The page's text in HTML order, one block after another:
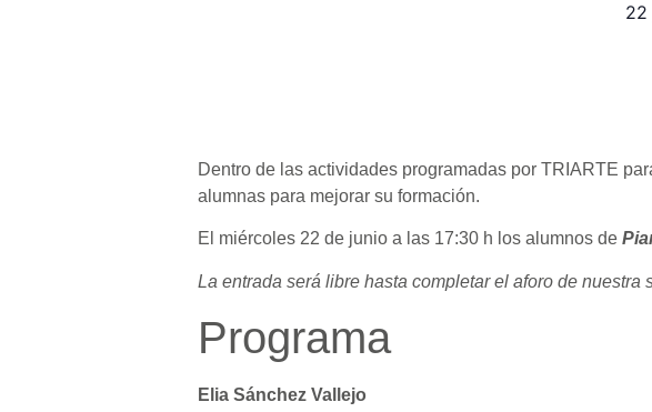
22
Dentro de las actividades programadas por TRIARTE
alumnas para mejorar su formación.
El miércoles 22 de junio a las 17:30 h los alumnos de
La entrada será libre hasta completar el aforo de nuestra
Programa
Elia Sánchez Vallejo